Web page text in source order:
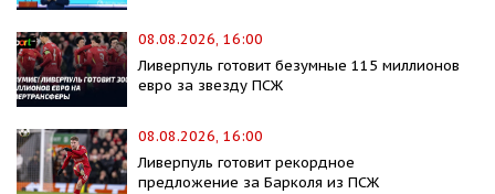
08.08.2026, 16:00
Ливерпуль готовит безумные 115 миллионов
евро за звезду ПСЖ
08.08.2026, 16:00
Ливерпуль готовит рекордное
предложение за Барколя из ПСЖ